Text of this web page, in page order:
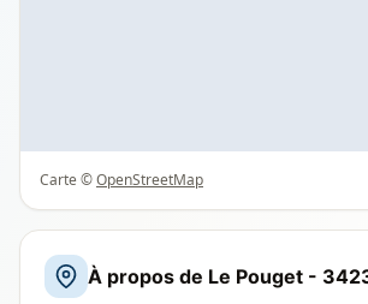
Carte ©OpenStreetMap
À propos de Le Pouget -